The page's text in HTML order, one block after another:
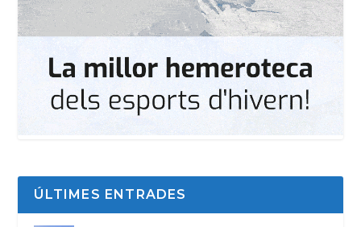
ÚLTIMES ENTRADES